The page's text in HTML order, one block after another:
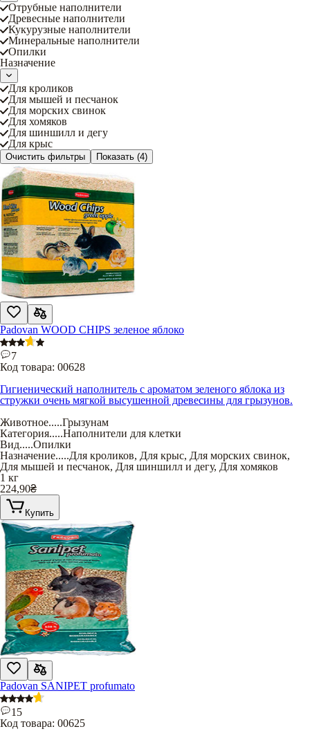
Отрубные наполнители
Древесные наполнители
Кукурузные наполнители
Минеральные наполнители
Опилки
Назначение
Для кроликов
Для мышей и песчанок
Для морских свинок
Для хомяков
Для шиншилл и дегу
Для крыс
Очистить фильтры Показать (4)
Padovan WOOD CHIPS зеленое яблоко
7
Код товара: 00628
Гигиенический наполнитель с ароматом зеленого яблока из
стружки очень мягкой высушенной древесины для грызунов.
Животное.....Грызунам
Категория.....Наполнители для клетки
Вид.....Опилки
Назначение.....Для кроликов, Для крыс, Для морских свинок,
Для мышей и песчанок, Для шиншилл и дегу, Для хомяков
1 кг
224,90₴
Купить
Padovan SANIPET profumato
15
Код товара: 00625